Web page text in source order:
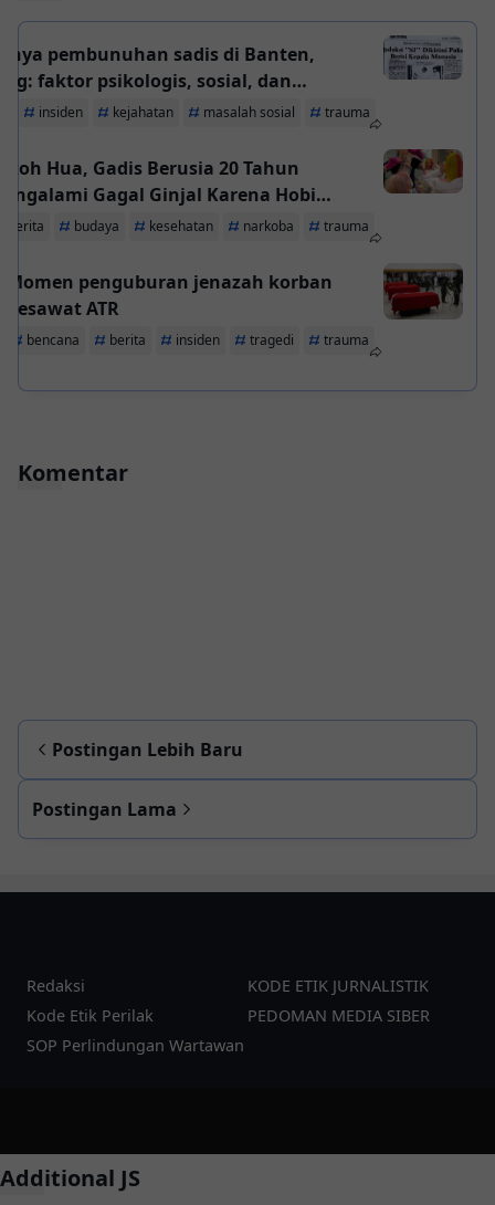
pembunuhan sadis di Banten,
faktor psikologis, sosial, dan
menjadi pemicu
insiden kejahatan masalah sosial trauma
Hua, Gadis Berusia 20 Tahun
Gagal Ginjal Karena Hobi
ganti Warna Rambut Setiap Bulan
berita budaya kesehatan narkoba trauma
Momen penguburan jenazah korban
pesawat ATR
bencana berita insiden tragedi trauma
Komentar
Postingan Lebih Baru
Postingan Lama
Redaksi
KODE ETIK JURNALISTIK
Kode Etik Perilak
PEDOMAN MEDIA SIBER
SOP Perlindungan Wartawan
Additional JS